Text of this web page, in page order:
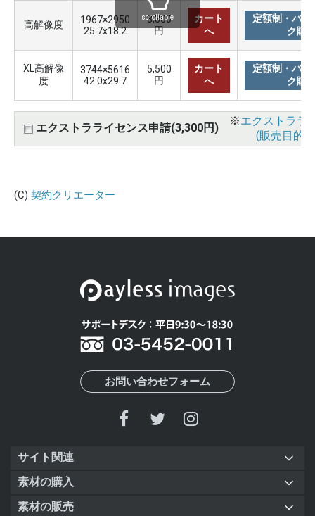
高解像度
1967×2950
25.7x18.2
3,300
円
カート
へ
定額制・バリ
ク購
XL高解像
度
3744×5616
42.0x29.7
5,500
円
カート
へ
定額制・バリ
ク購
エクストラライセンス申請(3,300円)
※エクストララ
(販売目的
scrollable
(C) 契約クリエーター
お問い合わせフォーム
サイト関連
素材の購入
素材の販売